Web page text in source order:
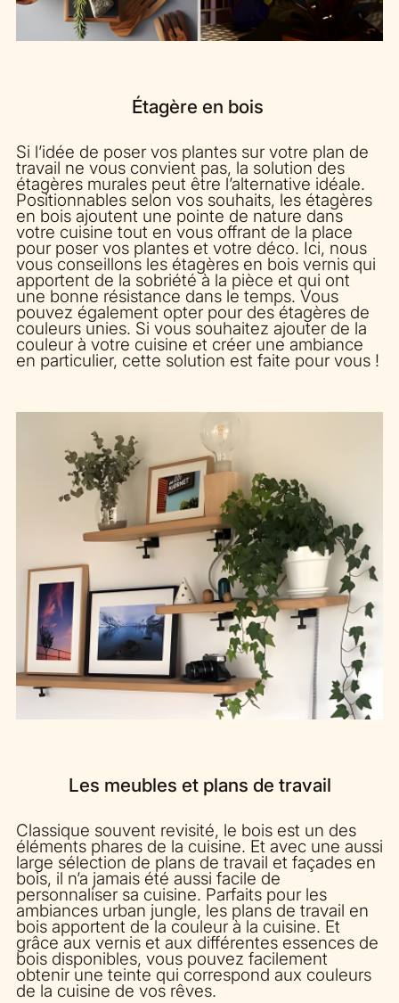
Étagère en bois
Si l’idée de poser vos plantes sur votre plan de
travail ne vous convient pas, la solution des
étagères murales peut être l’alternative idéale.
Positionnables selon vos souhaits, les étagères
en bois ajoutent une pointe de nature dans
votre cuisine tout en vous offrant de la place
pour poser vos plantes et votre déco. Ici, nous
vous conseillons les étagères en bois vernis qui
apportent de la sobriété à la pièce et qui ont
une bonne résistance dans le temps. Vous
pouvez également opter pour des étagères de
couleurs unies. Si vous souhaitez ajouter de la
couleur à votre cuisine et créer une ambiance
en particulier, cette solution est faite pour vous !
Les meubles et plans de travail
Classique souvent revisité, le bois est un des
éléments phares de la cuisine. Et avec une aussi
large sélection de plans de travail et façades en
bois, il n’a jamais été aussi facile de
personnaliser sa cuisine. Parfaits pour les
ambiances urban jungle, les plans de travail en
bois apportent de la couleur à la cuisine. Et
grâce aux vernis et aux différentes essences de
bois disponibles, vous pouvez facilement
obtenir une teinte qui correspond aux couleurs
de la cuisine de vos rêves.